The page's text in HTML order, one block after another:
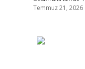
Temmuz 21, 2026